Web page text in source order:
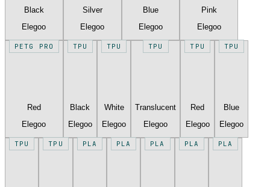
Black
Elegoo
Silver
Elegoo
Blue
Elegoo
Pink
Elegoo
PETG PRO
Red
Elegoo
TPU
Black
Elegoo
TPU
White
Elegoo
TPU
Translucent
Elegoo
TPU
Red
Elegoo
TPU
Blue
Elegoo
TPU TPU PLA PLA PLA PLA PLA